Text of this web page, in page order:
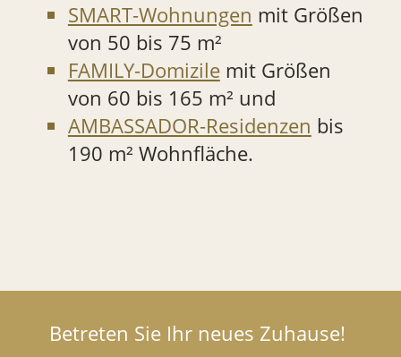
SMART-Wohnungen mit Größen
von 50 bis 75 m²
FAMILY-Domizilemit Größen
von 60 bis 165 m² und
AMBASSADOR-Residenzen bis
190 m² Wohnfläche.
Betreten Sie Ihr neues Zuhause!